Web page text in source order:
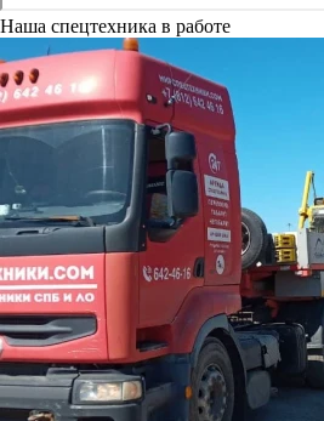
Наша спецтехника в работе